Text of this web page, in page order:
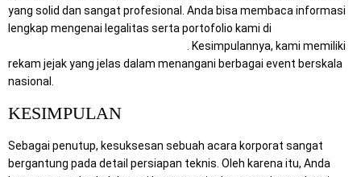
yang solid dan sangat profesional. Anda bisa membaca informasi
lengkap mengenai legalitas serta portofolio kami di
. Kesimpulannya, kami memiliki
rekam jejak yang jelas dalam menangani berbagai event berskala
nasional.
KESIMPULAN
Sebagai penutup, kesuksesan sebuah acara korporat sangat
bergantung pada detail persiapan teknis. Oleh karena itu, Anda